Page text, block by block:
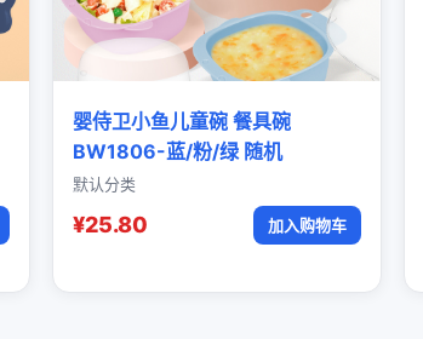
婴侍卫小鱼儿童碗 餐具碗
BW1806-蓝/粉/绿 随机
默认分类
¥25.80 加入购物车